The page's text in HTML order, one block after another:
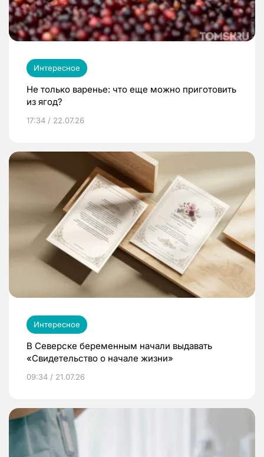
Интересное
Не только варенье: что еще можно приготовить
из ягод?
17:34 / 22.07.26
Интересное
В Северске беременным начали выдавать
«Свидетельство о начале жизни»
09:34 / 21.07.26